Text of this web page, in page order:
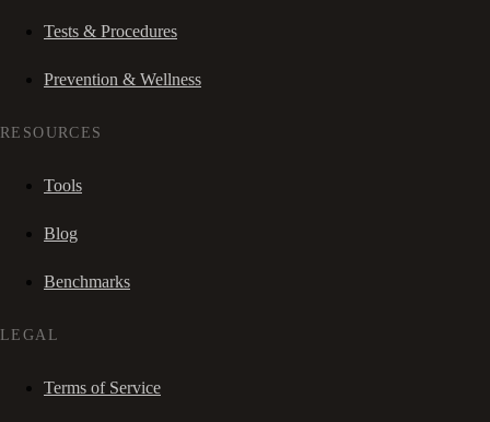
Tests & Procedures
Prevention & Wellness
RESOURCES
Tools
Blog
Benchmarks
LEGAL
Terms of Service